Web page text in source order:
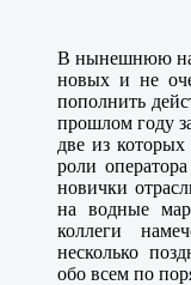
В нынешнюю
новых и не
пополнить
прошлом году
две из которых
роли
новички
на водные
коллеги
несколько
обо всем по